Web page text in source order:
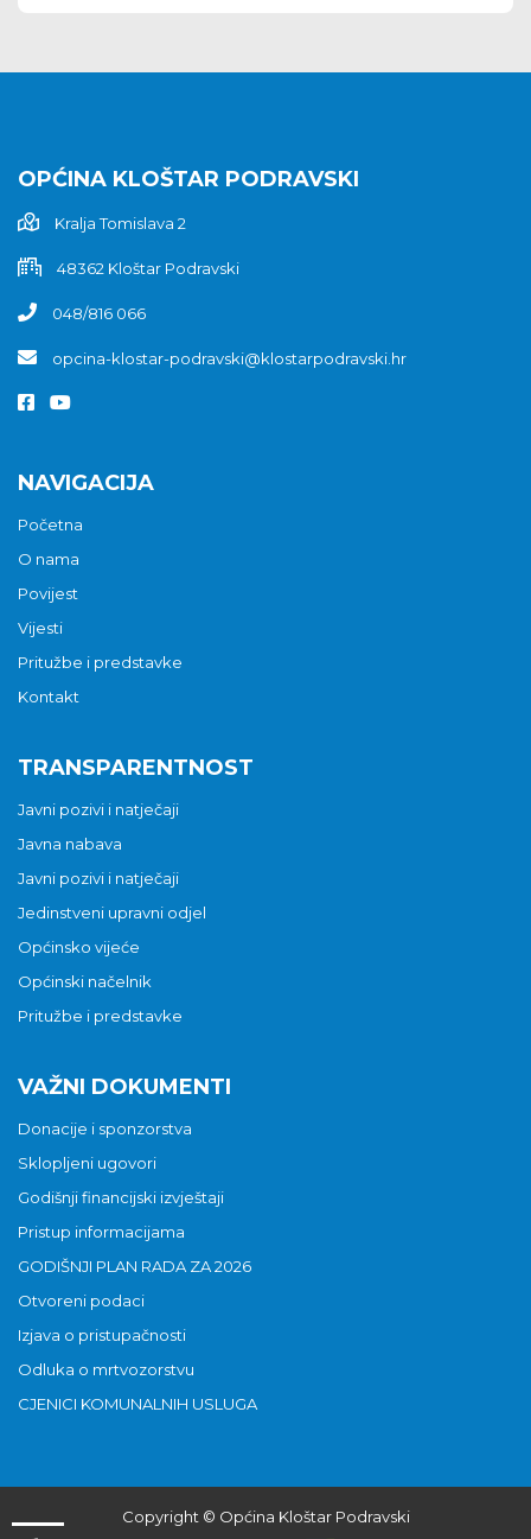
OPĆINA KLOŠTAR PODRAVSKI
Kralja Tomislava 2
48362 Kloštar Podravski
048/816 066
opcina-klostar-podravski@klostarpodravski.hr
NAVIGACIJA
Početna
O nama
Povijest
Vijesti
Pritužbe i predstavke
Kontakt
TRANSPARENTNOST
Javni pozivi i natječaji
Javna nabava
Javni pozivi i natječaji
Jedinstveni upravni odjel
Općinsko vijeće
Općinski načelnik
Pritužbe i predstavke
VAŽNI DOKUMENTI
Donacije i sponzorstva
Sklopljeni ugovori
Godišnji financijski izvještaji
Pristup informacijama
GODIŠNJI PLAN RADA ZA 2026
Otvoreni podaci
Izjava o pristupačnosti
Odluka o mrtvozorstvu
CJENICI KOMUNALNIH USLUGA
Copyright © Općina Kloštar Podravski